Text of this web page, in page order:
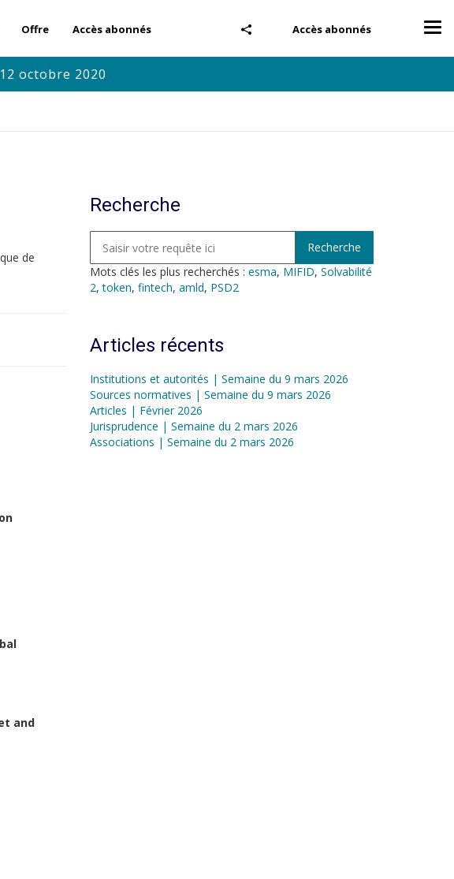
Accès abonnés
Offre Accès abonnés
octobre 2020
de
and
Recherche
Mots clés les plus recherchés : esma, MIFID, Solvabilité
2,token, fintech, amld, PSD2
Articles récents
Institutions et autorités | Semaine du 9 mars 2026
Sources normatives | Semaine du 9 mars 2026
Articles | Février 2026
Jurisprudence | Semaine du 2 mars 2026
Associations | Semaine du 2 mars 2026